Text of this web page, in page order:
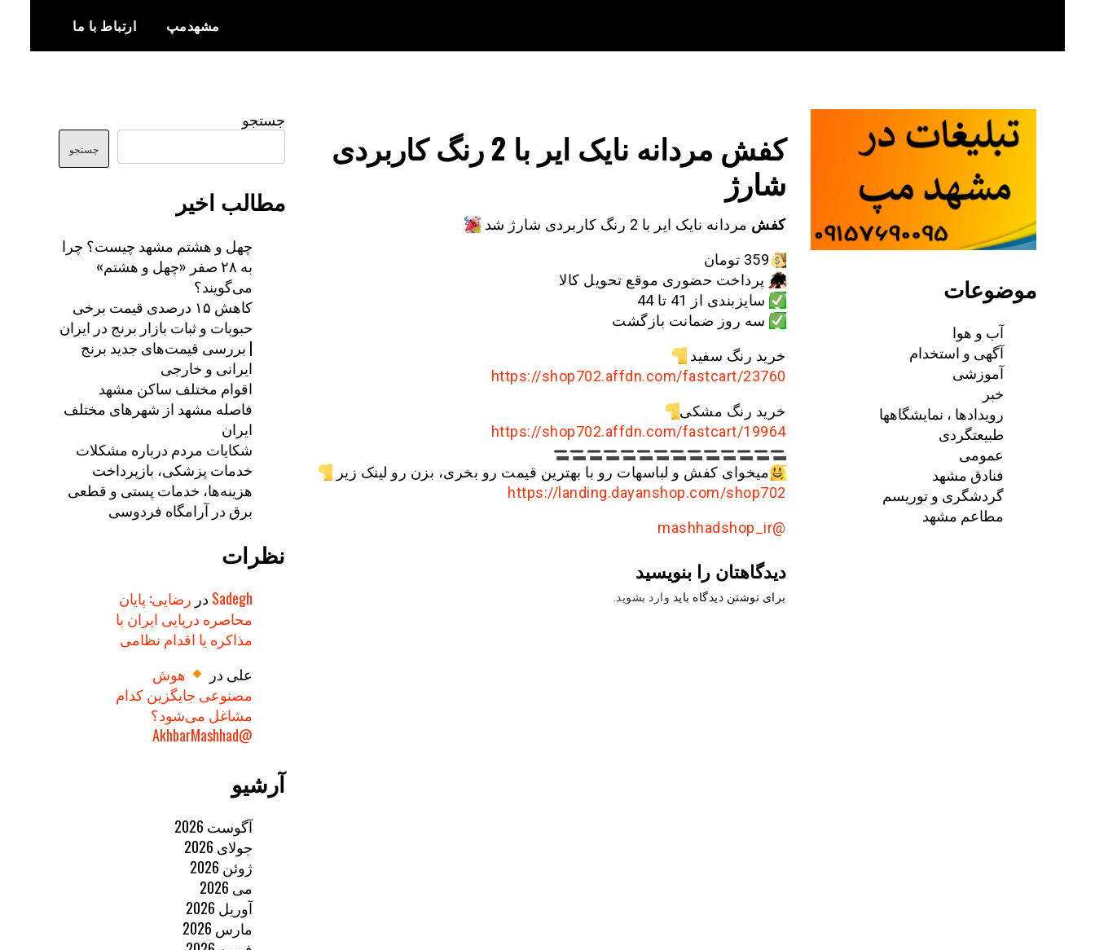
content
مشهدمپ ارتباط با ما
کفش مردانه نایک ایر با 2 رنگ کاربردی
شارژ
کفش مردانه نایک ایر با 2 رنگ کاربردی شارژ شد
359 تومان
🏘 پرداخت حضوری موقع تحویل کالا
سایزبندی از 41 تا 44
سه روز ضمانت بازگشت
خرید رنگ سفید
https://shop702.affdn.com/fastcart/23760
خرید رنگ مشکی
https://shop702.affdn.com/fastcart/19964
میخوای کفش و لباسهات رو با بهترین قیمت رو بخری، بزن رو لینک زیر
https://landing.dayanshop.com/shop702
@mashhadshop_ir
دیدگاهتان را بنویسید
برای نوشتن دیدگاه باید وارد بشوید
جستجو
جستجو
مطالب اخیر
چهل و هشتم مشهد چیست؟ چرا
به ۲۸ صفر «چهل و هشتم»
می‌گویند؟
کاهش ۱۵ درصدی قیمت برخی
حبوبات و ثبات بازار برنج در ایران
| بررسی قیمت‌های جدید برنج
ایرانی و خارجی
اقوام مختلف ساکن مشهد
فاصله مشهد از شهرهای مختلف
ایران
شکایات مردم درباره مشکلات
خدمات پزشکی، بازپرداخت
هزینه‌ها، خدمات پستی و قطعی
برق در آرامگاه فردوسی
نظرات
Sadegh در رضایی: پایان
محاصره دریایی ایران با
مذاکره یا اقدام نظامی
علی در
هوش
مصنوعی جایگزین کدام
مشاغل می‌شود؟
@AkhbarMashhad
آرشیو
آگوست 2026
جولای 2026
ژوئن 2026
می 2026
آوریل 2026
مارس 2026
موضوعات
آب و هوا
آگهی و استخدام
آموزشی
خبر
رویدادها ، نمایشگاهها
طبیعتگردی
عمومی
فنادق مشهد
گردشگری و توریسم
مطاعم مشهد